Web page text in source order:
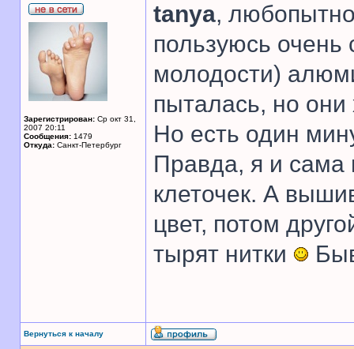
Зарегистрирован: Ср окт 31,
2007 20:11
Сообщения: 1479
Откуда: Санкт-Петербург
tanya,
пользуюсь
молодости)
пыталась, но
Но есть один
Правда, я и сама
клеточек. А
цвет, потом
тырят нитки
Вернуться к началу